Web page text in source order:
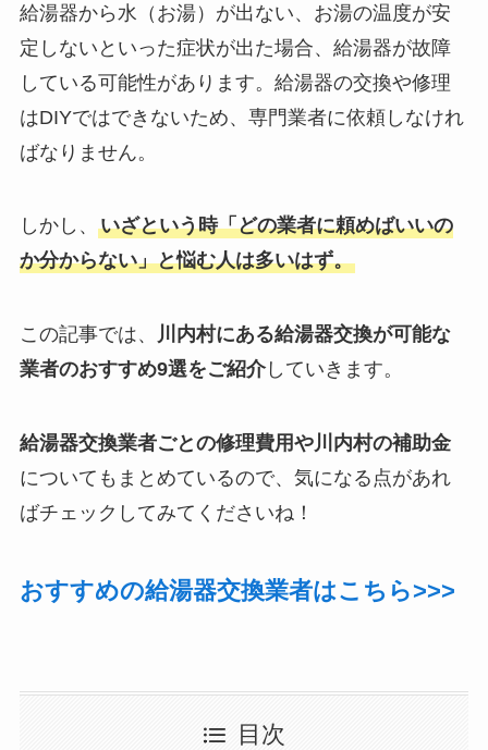
給湯器から水（お湯）が出ない、お湯の温度が安
定しないといった症状が出た場合、給湯器が故障
している可能性があります。給湯器の交換や修理
はDIYではできないため、専門業者に依頼しなけれ
ばなりません。
しかし、 いざという時「どの業者に頼めばいいの
か分からない」と悩む人は多いはず。
この記事では、
川内村にある給湯器交換が可能な
業者のおすすめ9選をご紹介していきます。
給湯器交換業者ごとの修理費用や川内村の補助金
についてもまとめているので、気になる点があれ
ばチェックしてみてくださいね！
おすすめの給湯器交換業者はこちら>>>
目次